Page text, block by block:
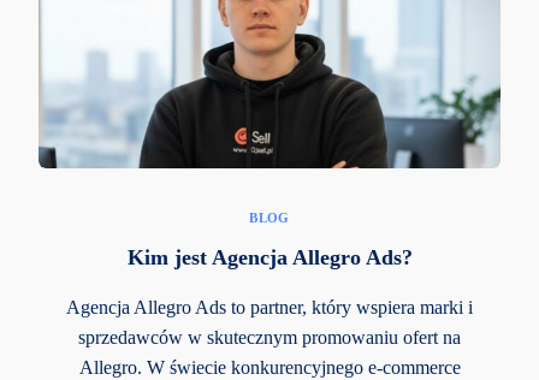
BLOG
Kim jest Agencja Allegro Ads?
Agencja Allegro Ads to partner, który wspiera marki i
sprzedawców w skutecznym promowaniu ofert na
Allegro. W świecie konkurencyjnego e-commerce